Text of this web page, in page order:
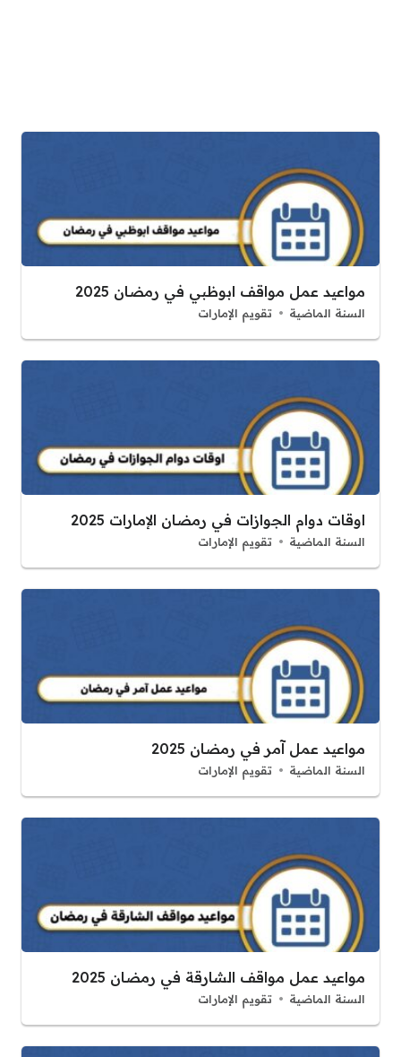
مواعيد عمل مواقف ابوظبي في رمضان 2025
السنة الماضية تقويم الإمارات
اوقات دوام الجوازات في رمضان الإمارات 2025
السنة الماضية تقويم الإمارات
مواعيد عمل آمر في رمضان 2025
السنة الماضية تقويم الإمارات
مواعيد عمل مواقف الشارقة في رمضان 2025
السنة الماضية تقويم الإمارات